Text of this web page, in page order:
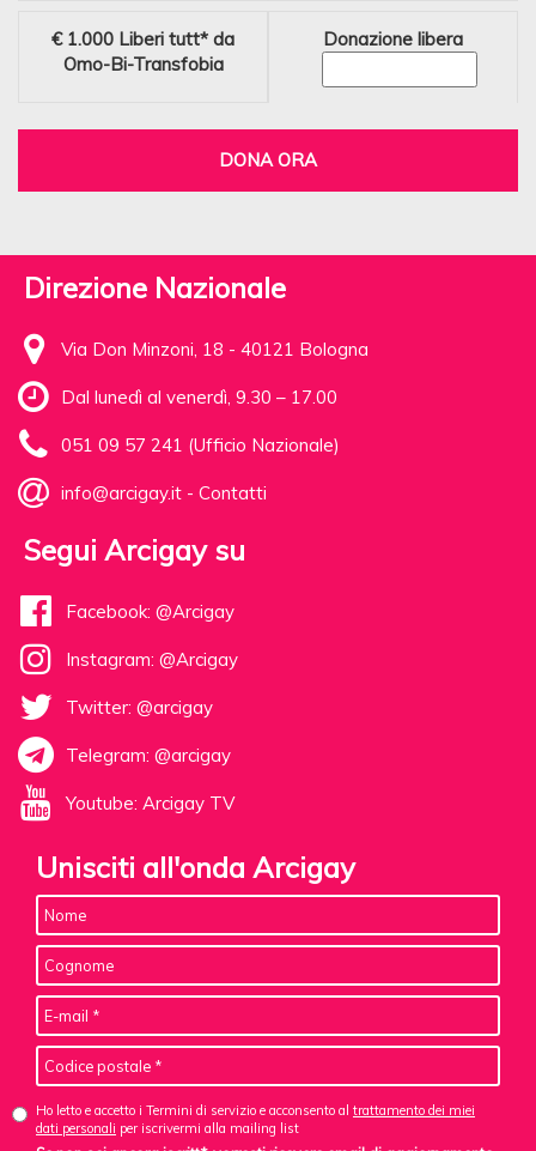
€ 1.000 Liberi tutt* da
Omo-Bi-Transfobia
Donazione libera
DONA ORA
Direzione Nazionale
Via Don Minzoni, 18 - 40121 Bologna
Dal lunedì al venerdì, 9.30 – 17.00
051 09 57 241 (Ufficio Nazionale)
info@arcigay.it - Contatti
Segui Arcigay su
Facebook: @Arcigay
Instagram: @Arcigay
Twitter: @arcigay
Telegram: @arcigay
Youtube: Arcigay TV
Unisciti all'onda Arcigay
Ho letto e accetto i Termini di servizio e acconsento al trattamento dei miei
dati personali per iscrivermi alla mailing list